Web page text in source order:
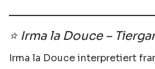
⭐ Irma la Douce –
Irma la Douce interpretiert